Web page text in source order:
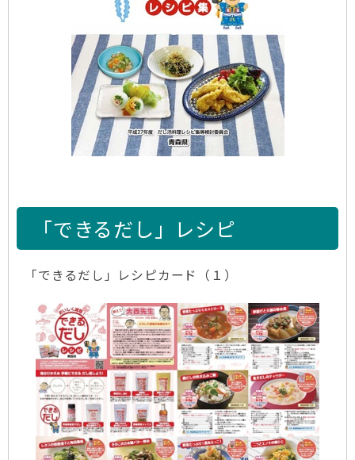
「できるだし」レシピ
「できるだし」レシピカード（１）